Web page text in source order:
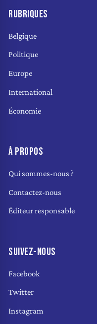
RUBRIQUES
Belgique
Politique
Europe
International
Économie
À PROPOS
Qui sommes-nous ?
Contactez-nous
Éditeur responsable
SUIVEZ-NOUS
Facebook
Twitter
Instagram